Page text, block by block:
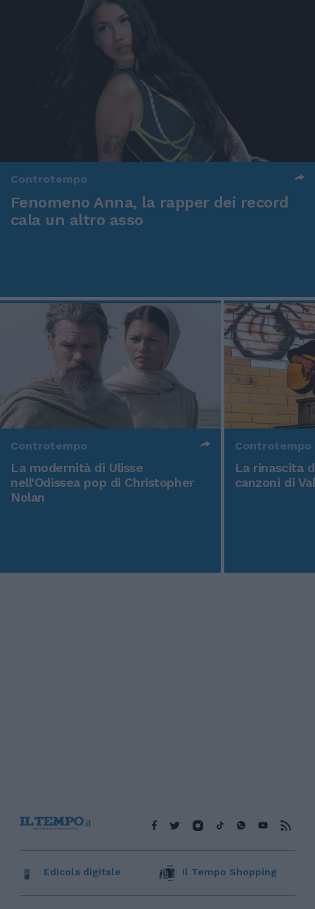
Controtempo
Fenomeno Anna, la rapper dei record
cala un altro asso
Controtempo
La modernità di Ulisse
nell'Odissea pop di Christopher
Nolan
Controtempo
La rinascita
canzoni di
Edicola digitale Il Tempo Shopping